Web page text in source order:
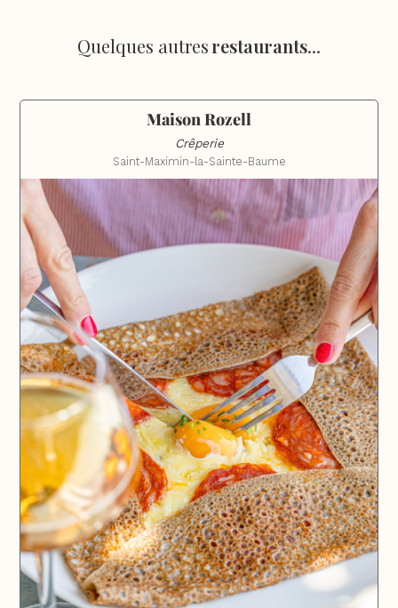
Quelques autresrestaurants...
Maison Rozell
Crêperie
Saint-Maximin-la-Sainte-Baume